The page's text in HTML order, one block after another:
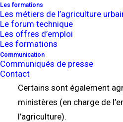
Les formations
Les métiers de l’agriculture
Le forum technique
Les offres d’emploi
Les formations
Communication
Communiqués de presse
Contact
7 juillet 2023
Il existe une accréditation
français d’accréditation)
d’analyses.
Certains sont également
ministères (en charge de
l’agriculture).